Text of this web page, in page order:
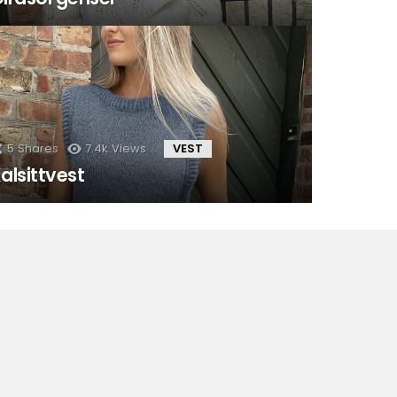
5 Shares 7.4k Views VEST